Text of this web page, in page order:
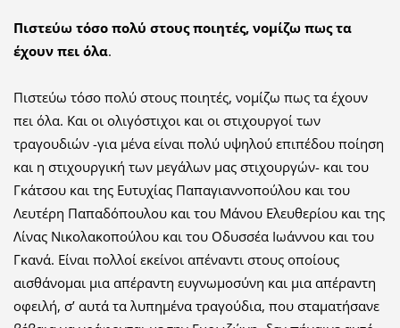
Πιστεύω τόσο πολύ στους ποιητές, νομίζω πως τα
έχουν πει όλα.
Πιστεύω τόσο πολύ στους ποιητές, νομίζω πως τα έχουν
πει όλα. Και οι ολιγόστιχοι και οι στιχουργοί των
τραγουδιών -για μένα είναι πολύ υψηλού επιπέδου ποίηση
και η στιχουργική των μεγάλων μας στιχουργών- και του
Γκάτσου και της Ευτυχίας Παπαγιαννοπούλου και του
Λευτέρη Παπαδόπουλου και του Μάνου Ελευθερίου και της
Λίνας Νικολακοπούλου και του Οδυσσέα Ιωάννου και του
Γκανά. Είναι πολλοί εκείνοι απέναντι στους οποίους
αισθάνομαι μια απέραντη ευγνωμοσύνη και μια απέραντη
οφειλή, σ’ αυτά τα λυπημένα τραγούδια, που σταματήσανε